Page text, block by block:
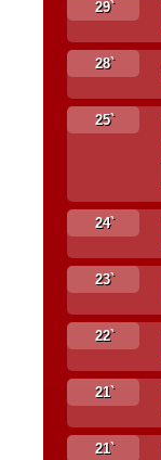
29`
28`
25`
24`
23`
22`
21`
21`